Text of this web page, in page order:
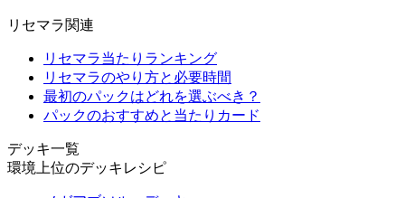
リセマラ関連
リセマラ当たりランキング
リセマラのやり方と必要時間
最初のパックはどれを選ぶべき？
パックのおすすめと当たりカード
デッキ一覧
環境上位のデッキレシピ